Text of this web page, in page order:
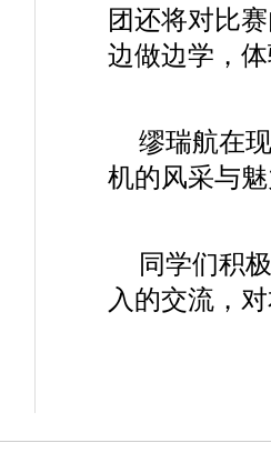
团还将对比
边做边学，
缪瑞航在
机的风采与
同学们积
入的交流，